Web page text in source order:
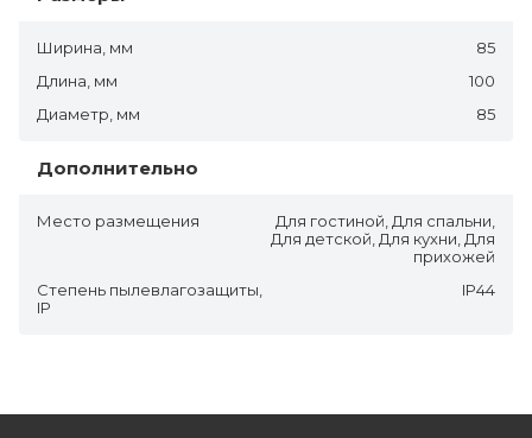
Ширина, мм
85
Длина, мм
100
Диаметр, мм
85
Дополнительно
Место размещения
Для гостиной, Для спальни,
Для детской, Для кухни, Для
прихожей
Степень пылевлагозащиты,
IP
IP44